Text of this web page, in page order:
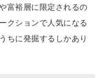
富裕層に限定されるの
クションで人気になる
ちに発掘するしかあり